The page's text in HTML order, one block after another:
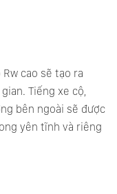
cao sẽ tạo ra
Tiếng xe cộ,
bên ngoài sẽ được
yên tĩnh và riêng